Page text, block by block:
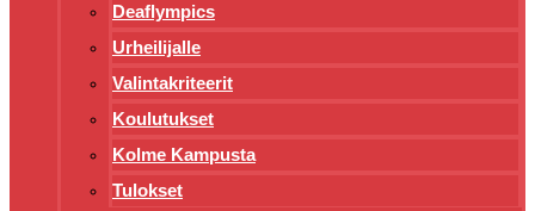
Deaflympics
Urheilijalle
Valintakriteerit
Koulutukset
Kolme Kampusta
Tulokset